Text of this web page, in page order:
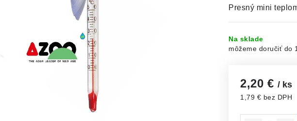
Presný mini
Na sklade
2,20 € / ks
1,79 € bez DPH